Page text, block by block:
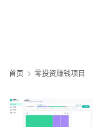
首页 零投资赚钱项目